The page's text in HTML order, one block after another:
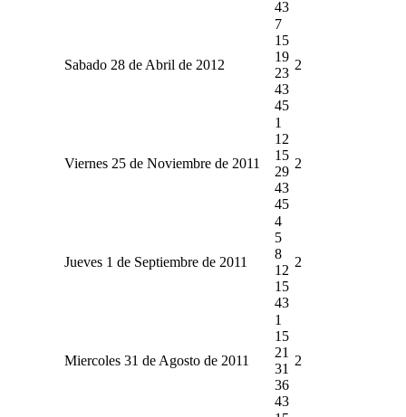
43
Sabado 28 de Abril de 2012
7
15
19
23
43
45
2
Viernes 25 de Noviembre de 2011
1
12
15
29
43
45
2
Jueves 1 de Septiembre de 2011
4
5
8
12
15
43
2
Miercoles 31 de Agosto de 2011
1
15
21
31
36
43
2